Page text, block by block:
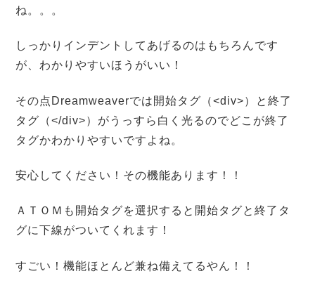
ね。。。
しっかりインデントしてあげるのはもちろんです
が、わかりやすいほうがいい！
その点Dreamweaverでは開始タグ（<div>）と終了
タグ（</div>）がうっすら白く光るのでどこが終了
タグかわかりやすいですよね。
安心してください！その機能あります！！
ＡＴＯＭも開始タグを選択すると開始タグと終了タ
グに下線がついてくれます！
すごい！機能ほとんど兼ね備えてるやん！！